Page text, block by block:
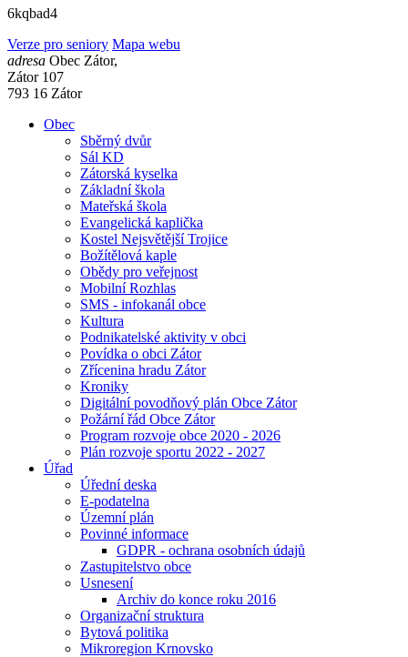
6kqbad4
Verze pro seniory Mapa webu
adresa Obec Zátor,
Zátor 107
793 16 Zátor
Obec
Sběrný dvůr
Sál KD
Zátorská kyselka
Základní škola
Mateřská škola
Evangelická kaplička
Kostel Nejsvětější Trojice
Božítělová kaple
Obědy pro veřejnost
Mobilní Rozhlas
SMS - infokanál obce
Kultura
Podnikatelské aktivity v obci
Povídka o obci Zátor
Zřícenina hradu Zátor
Kroniky
Digitální povodňový plán Obce Zátor
Požární řád Obce Zátor
Program rozvoje obce 2020 - 2026
Plán rozvoje sportu 2022 - 2027
Úřad
Úřední deska
E-podatelna
Územní plán
Povinné informace
GDPR - ochrana osobních údajů
Zastupitelstvo obce
Usnesení
Archiv do konce roku 2016
Organizační struktura
Bytová politika
Mikroregion Krnovsko